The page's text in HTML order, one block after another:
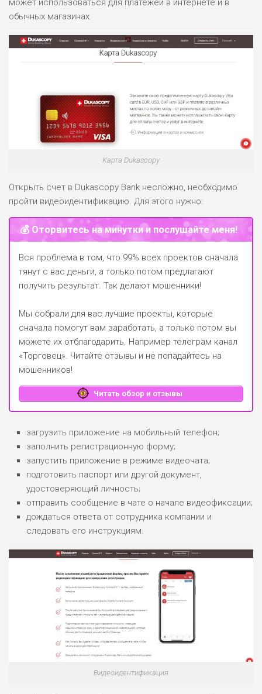
ПОДОЙДЕТ
ДОХОД: СРЕДНИЙ
БЮДЖЕТ: НИЗКИЙ
ОБЗОР
может использоваться для платежей в интернете и в
обычных магазинах.
Карта Dukascopy
Открыть счет в Dukascopy Bank несложно, необходимо
пройти видеоидентификацию. Для этого нужно:
💰 Оторвитесь на минутки и послушайте меня!
Вся проблема в том, что 99% всех проектов сначала
тянут с вас деньги, а только потом предлагают
получить результат. Так делают мошенники!
Мы собрали для вас лучшие проекты, которые
сначала помогут вам заработать, а только потом вы
можете их отблагодарить. Например телеграм канал
«Торговец». Читайте отзывы и не попадайтесь на
мошенников!
Читать обзор и отзывы
загрузить приложение на мобильный телефон;
заполнить регистрационную форму;
запустить приложение в режиме видеочата;
подготовить паспорт или другой документ,
удостоверяющий личность;
отправить сообщение в чате о начале видеофиксации;
дождаться ответа от сотрудника компании и
следовать его инструкциям.
Видеоидентификация